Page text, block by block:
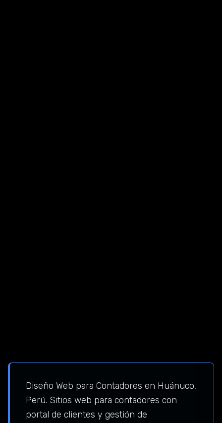
Diseño Web para Contadores en Huánuco,
Perú. Sitios web para contadores con
portal de clientes y gestión de